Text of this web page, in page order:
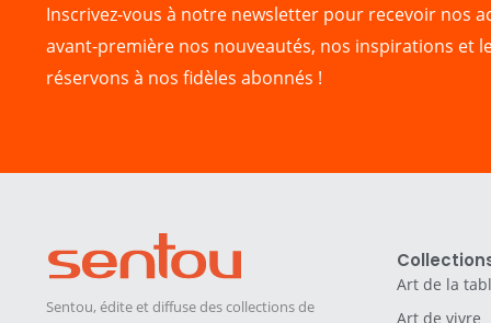
Inscrivez-vous à notre newsletter pour recevoir nos
avant-première nos nouveautés, nos inspirations et
réservons à nos fidèles abonnés !
Sentou, édite et diffuse des collections de
Art de la
Art de vivre